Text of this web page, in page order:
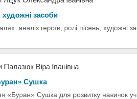
засоби
аналіз героїв, ролі пісень, художні
Палазюк Віра Іванівна
Сушка
«Буран» Сушка для розвитку навичок